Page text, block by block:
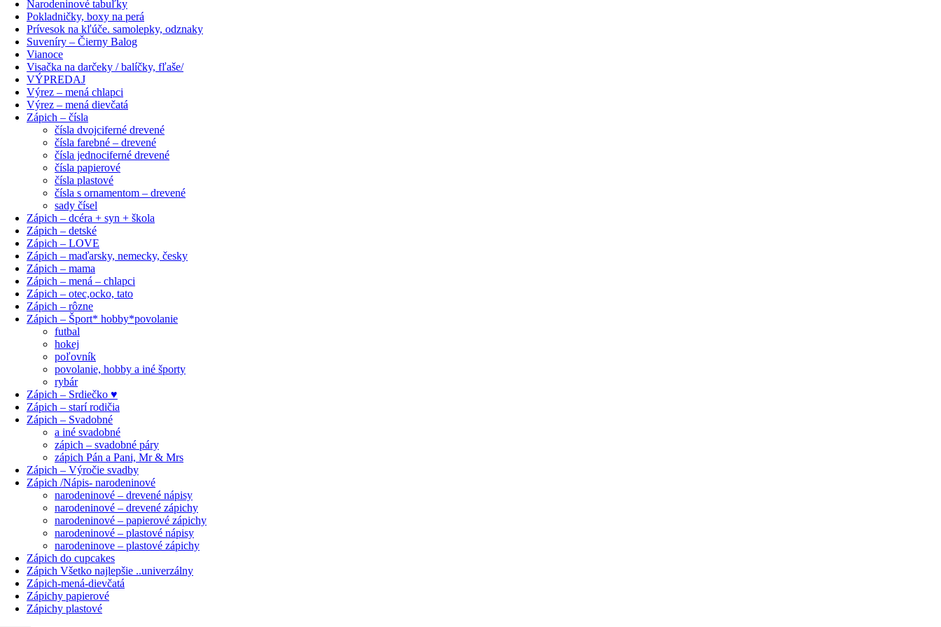
Narodeninové tabuľky
Pokladničky, boxy na perá
Prívesok na kľúče. samolepky, odznaky
Suveníry – Čierny Balog
Vianoce
Visačka na darčeky / balíčky, fľaše/
VÝPREDAJ
Výrez – mená chlapci
Výrez – mená dievčatá
Zápich – čísla
čísla dvojciferné drevené
čísla farebné – drevené
čísla jednociferné drevené
čísla papierové
čísla plastové
čísla s ornamentom – drevené
sady čísel
Zápich – dcéra + syn + škola
Zápich – detské
Zápich – LOVE
Zápich – maďarsky, nemecky, česky
Zápich – mama
Zápich – mená – chlapci
Zápich – otec,ocko, tato
Zápich – rôzne
Zápich – Šport* hobby*povolanie
futbal
hokej
poľovník
povolanie, hobby a iné športy
rybár
Zápich – Srdiečko ♥
Zápich – starí rodičia
Zápich – Svadobné
a iné svadobné
zápich – svadobné páry
zápich Pán a Pani, Mr & Mrs
Zápich – Výročie svadby
Zápich /Nápis- narodeninové
narodeninové – drevené nápisy
narodeninové – drevené zápichy
narodeninové – papierové zápichy
narodeninové – plastové nápisy
narodeninove – plastové zápichy
Zápich do cupcakes
Zápich Všetko najlepšie ..univerzálny
Zápich-mená-dievčatá
Zápichy papierové
Zápichy plastové